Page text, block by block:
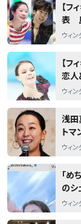
【フ
表
ウィ
【フ
恋人
ウィ
浅田
トマ
ウィ
「め
の
ケー
ウィ